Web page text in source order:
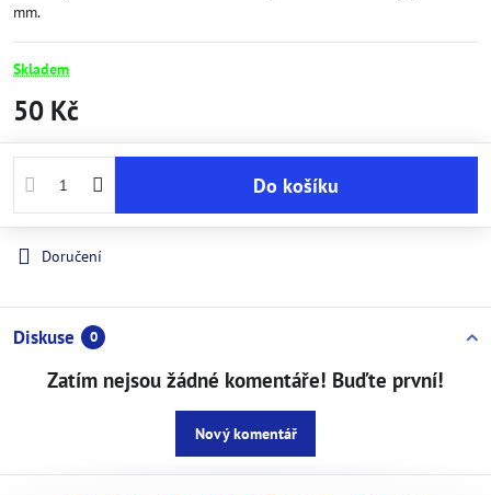
mm.
Skladem
50 Kč
Do košíku
Doručení
Diskuse 0
Zatím nejsou žádné komentáře! Buďte první!
Nový komentář